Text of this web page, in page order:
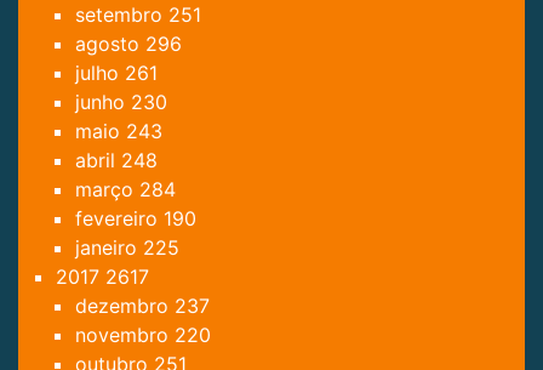
setembro 251
agosto 296
julho 261
junho 230
maio 243
abril 248
março 284
fevereiro 190
janeiro 225
2017 2617
dezembro 237
novembro 220
outubro 251